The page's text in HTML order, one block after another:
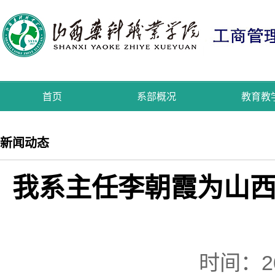
首页 系部概况 教育教
新闻动态
我系主任李朝霞为山
时间